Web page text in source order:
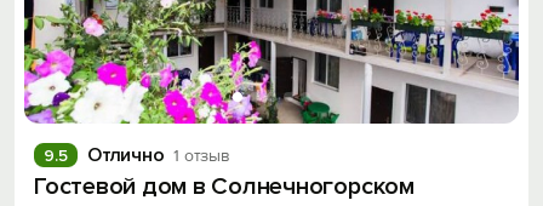
Отлично 1 отзыв
9.5
Гостевой дом в Солнечногорском